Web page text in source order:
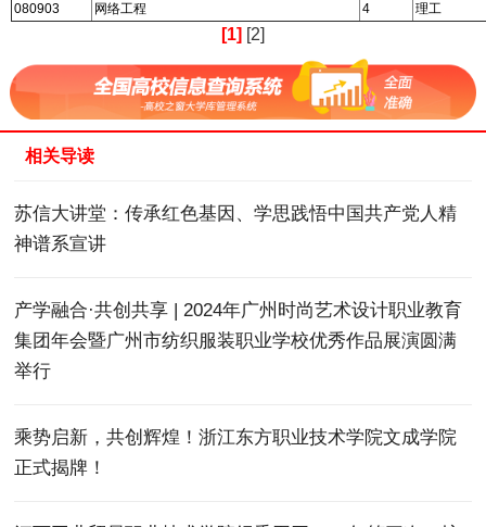
080903
网络工程 4 理工
[1] [2]
相关导读
苏信大讲堂：传承红色基因、学思践悟中国共产党人精
神谱系宣讲
产学融合·共创共享 | 2024年广州时尚艺术设计职业教育
集团年会暨广州市纺织服装职业学校优秀作品展演圆满
举行
乘势启新，共创辉煌！浙江东方职业技术学院文成学院
正式揭牌！